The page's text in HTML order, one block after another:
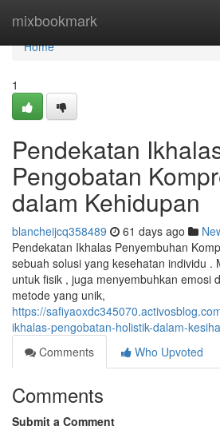
mixbookmark
Home
Home
1
Pendekatan
Pengobatan
dalam Kehidupan
blancheijcq358489 61 days ago
Pendekatan Ikhalas Penyembuhan
sebuah solusi yang kesehatan individu .
untuk fisik , juga menyembuhkan emosi
metode yang unik,
https://
ikhalas-pengobatan-holistik-dalam-
Comments
Who Upvoted
Comments
Submit a Comment